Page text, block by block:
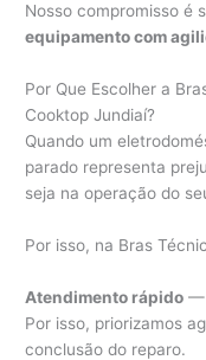
Nosso compromisso é
equipamento com
Por Que Escolher a
Cooktop Jundiaí?
Quando um
parado representa
seja na operação do
Por isso, na Bras
Atendimento rápido —
Por isso, priorizamos
conclusão do reparo.